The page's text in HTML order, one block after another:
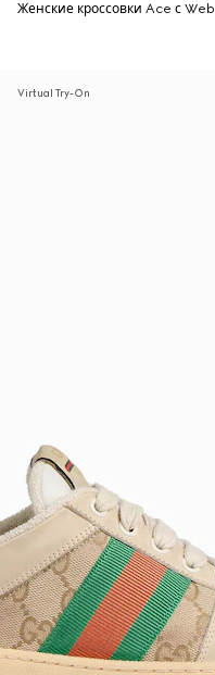
Женские кроссовки Ace с Web
Virtual Try-On